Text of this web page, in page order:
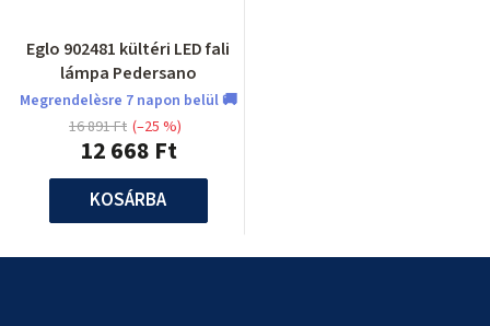
Eglo 902481 kültéri LED fali
lámpa Pedersano
Megrendelèsre 7 napon belül 🚚
12 668 Ft
16 891 Ft (–25 %)
KOSÁRBA